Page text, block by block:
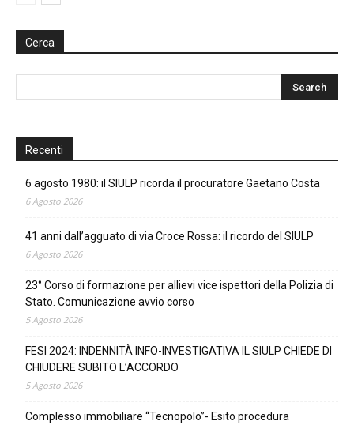
Cerca
Recenti
6 agosto 1980: il SIULP ricorda il procuratore Gaetano Costa
6 Agosto 2026
41 anni dall’agguato di via Croce Rossa: il ricordo del SIULP
6 Agosto 2026
23° Corso di formazione per allievi vice ispettori della Polizia di
Stato. Comunicazione avvio corso
5 Agosto 2026
FESI 2024: INDENNITÀ INFO-INVESTIGATIVA IL SIULP CHIEDE DI
CHIUDERE SUBITO L’ACCORDO
5 Agosto 2026
Complesso immobiliare “Tecnopolo”- Esito procedura